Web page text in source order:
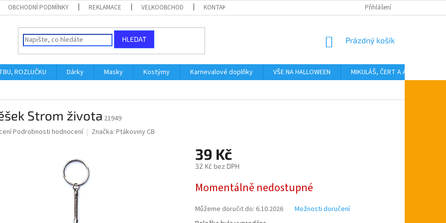
OBCHODNÍ PODMÍNKY REKLAMACE VELKOOBCHOD KONTAKTY Přihlášení
HLEDAT
NÁKUPNÍ
Prázdný košík
ROZLUČKU Dárky Masky Kostýmy Karnevalové doplňky VŠE NA HALLOWEEN MIKULÁŠ, ČERT A ANDĚL
Strom života 21949
Podrobnosti hodnocení Značka: Ptákoviny CB
39 Kč
32 Kč bez DPH
cena:
Momentálně nedostupné
Můžeme doručit do: 6.10.2026
Možnosti doručení